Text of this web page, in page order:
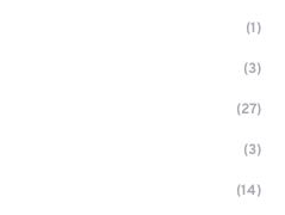
(1)
(3)
(27)
(3)
(14)